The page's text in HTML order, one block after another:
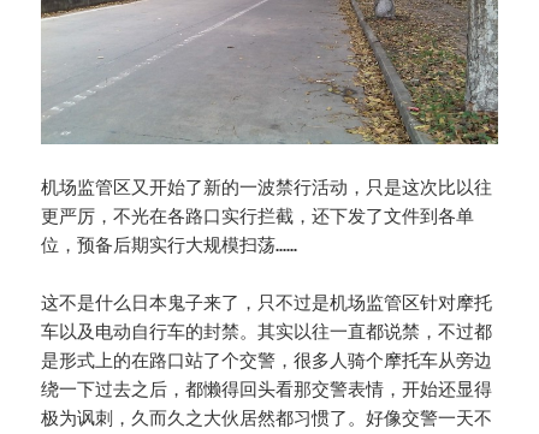
机场监管区又开始了新的一波禁行活动，只是这次比以往
更严厉，不光在各路口实行拦截，还下发了文件到各单
位，预备后期实行大规模扫荡……
这不是什么日本鬼子来了，只不过是机场监管区针对摩托
车以及电动自行车的封禁。其实以往一直都说禁，不过都
是形式上的在路口站了个交警，很多人骑个摩托车从旁边
绕一下过去之后，都懒得回头看那交警表情，开始还显得
极为讽刺，久而久之大伙居然都习惯了。好像交警一天不